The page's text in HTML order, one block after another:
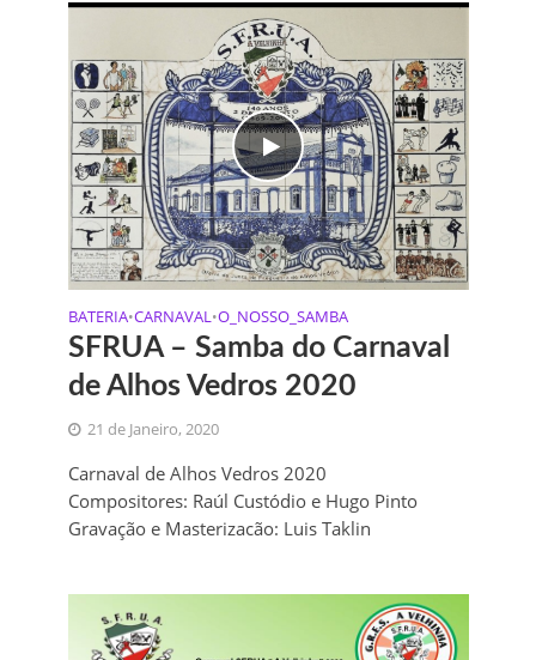
BATERIA•CARNAVAL•O_NOSSO_SAMBA
SFRUA – Samba do Carnaval
de Alhos Vedros 2020
21 de Janeiro, 2020
Carnaval de Alhos Vedros 2020
Compositores: Raúl Custódio e Hugo Pinto
Gravação e Masterizacão: Luis Taklin